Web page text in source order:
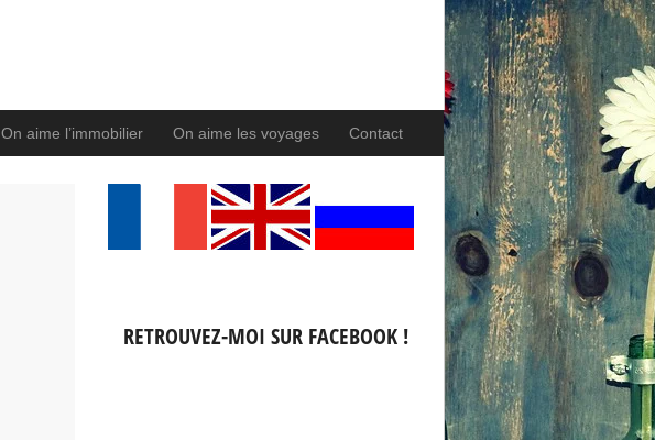
On aime l’immobilier On aime les voyages Contact
RETROUVEZ-MOI SUR FACEBOOK !